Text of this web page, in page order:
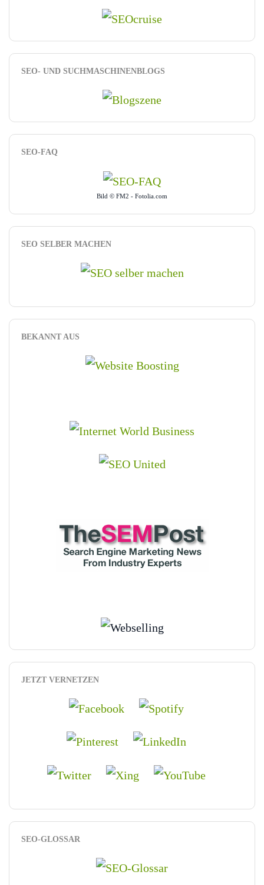
SEO- UND SUCHMASCHINENBLOGS
SEO-FAQ
Bild © FM2 - Fotolia.com
SEO SELBER MACHEN
BEKANNT AUS
JETZT VERNETZEN
SEO-GLOSSAR